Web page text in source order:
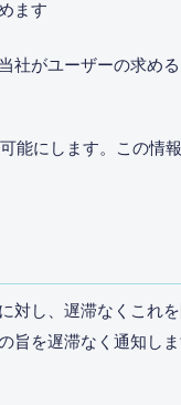
ます
がユーザーの求め
にします。この情
し、遅滞なくこれ
を遅滞なく通知しま